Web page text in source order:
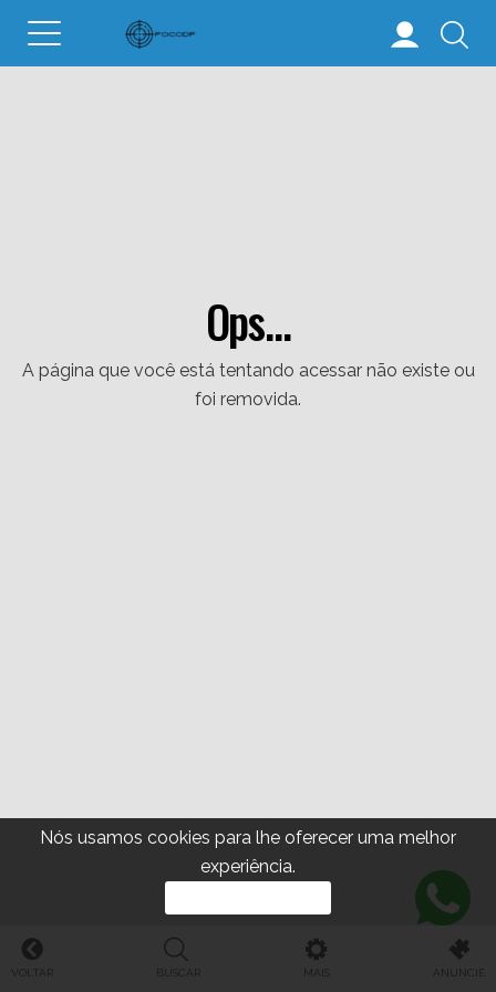
Nós usamos cookies para lhe oferecer uma melhor
experiência.
Ops...
A página que você está tentando acessar não existe ou
foi removida.
VOLTAR BUSCAR MAIS ANUNCIE